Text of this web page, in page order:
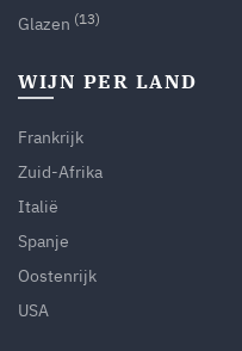
Glazen (13)
WIJN PER LAND
Frankrijk
Zuid-Afrika
Italië
Spanje
Oostenrijk
USA